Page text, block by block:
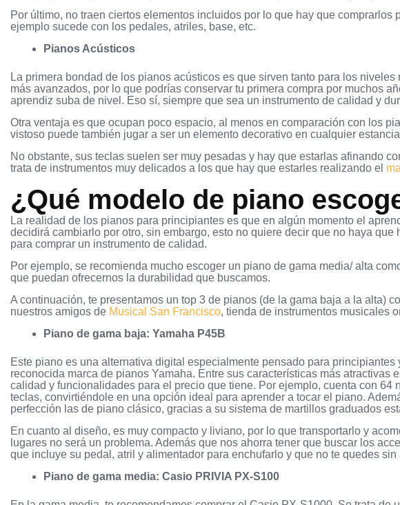
Por último, no traen ciertos elementos incluidos por lo que hay que comprarlos
ejemplo sucede con los pedales, atriles, base, etc.
Pianos Acústicos
La primera bondad de los pianos acústicos es que sirven tanto para los niveles
más avanzados, por lo que podrías conservar tu primera compra por muchos
aprendiz suba de nivel. Eso sí, siempre que sea un instrumento de calidad y
Otra ventaja es que ocupan poco espacio, al menos en comparación con los
vistoso puede también jugar a ser un elemento decorativo en cualquier
No obstante, sus teclas suelen ser muy pesadas y hay que estarlas afinando
trata de instrumentos muy delicados a los que hay que estarles realizando el
¿Qué modelo de piano
La realidad de los pianos para principiantes es que en algún momento el
decidirá cambiarlo por otro, sin embargo, esto no quiere decir que no haya que
para comprar un instrumento de calidad.
Por ejemplo, se recomienda mucho escoger un piano de gama media/ alta
que puedan ofrecernos la durabilidad que buscamos.
A continuación, te presentamos un top 3 de pianos (de la gama baja a la alta)
nuestros amigos de Musical San Francisco, tienda de instrumentos musicales
Piano de gama baja: Yamaha P45B
Este piano es una alternativa digital especialmente pensado para principiantes
reconocida marca de pianos Yamaha. Entre sus características más atractivas
calidad y funcionalidades para el precio que tiene. Por ejemplo, cuenta con 64
teclas, convirtiéndole en una opción ideal para aprender a tocar el piano.
perfección las de piano clásico, gracias a su sistema de martillos graduados
En cuanto al diseño, es muy compacto y liviano, por lo que transportarlo y
lugares no será un problema. Además que nos ahorra tener que buscar los
que incluye su pedal, atril y alimentador para enchufarlo y que no te quedes sin
Piano de gama media: Casio PRIVIA PX-S100